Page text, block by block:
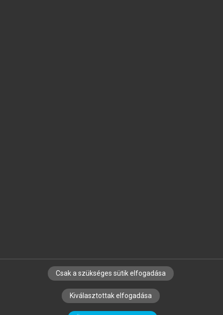
SZERZŐKNEK CÉGEKNEK KÖNYVTÁROSOKNAK
SZERKESZTÉSI ÉS LEKTORÁLÁSI ALAPELVEK
Csak a szükséges sütik elfogadása
Kiválasztottak elfogadása